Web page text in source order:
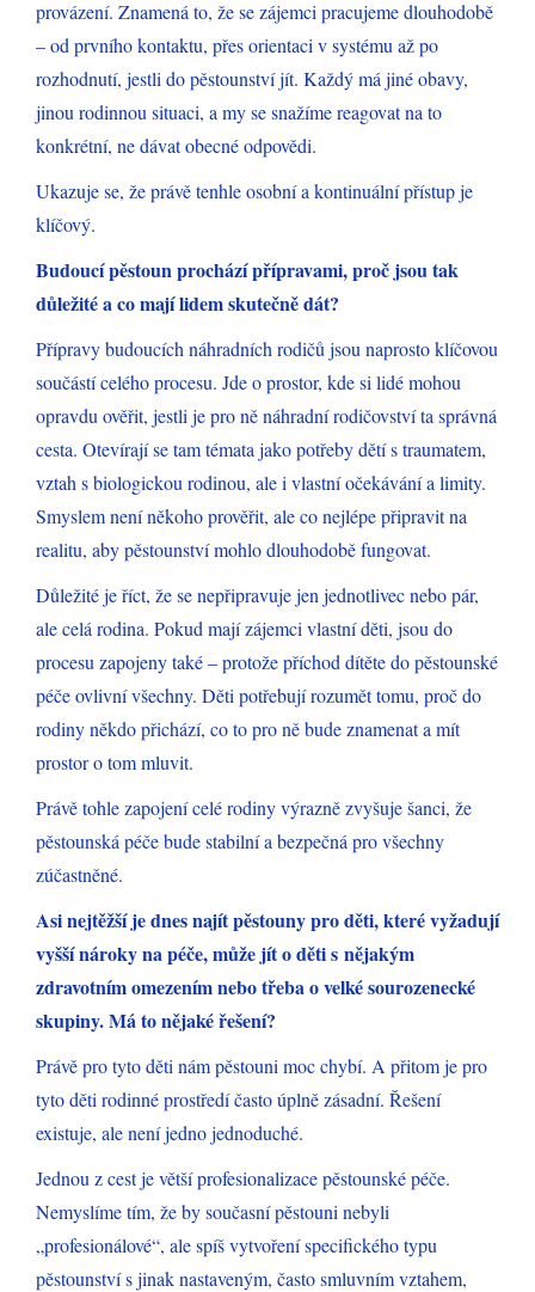
provázení. Znamená to, že se zájemci pracujeme dlouhodobě
– od prvního kontaktu, přes orientaci v systému až po
rozhodnutí, jestli do pěstounství jít. Každý má jiné obavy,
jinou rodinnou situaci, a my se snažíme reagovat na to
konkrétní, ne dávat obecné odpovědi.
Ukazuje se, že právě tenhle osobní a kontinuální přístup je
klíčový.
Budoucí pěstoun prochází přípravami, proč jsou tak
důležité a co mají lidem skutečně dát?
Přípravy budoucích náhradních rodičů jsou naprosto klíčovou
součástí celého procesu. Jde o prostor, kde si lidé mohou
opravdu ověřit, jestli je pro ně náhradní rodičovství ta správná
cesta. Otevírají se tam témata jako potřeby dětí s traumatem,
vztah s biologickou rodinou, ale i vlastní očekávání a limity.
Smyslem není někoho prověřit, ale co nejlépe připravit na
realitu, aby pěstounství mohlo dlouhodobě fungovat.
Důležité je říct, že se nepřipravuje jen jednotlivec nebo pár,
ale celá rodina. Pokud mají zájemci vlastní děti, jsou do
procesu zapojeny také – protože příchod dítěte do pěstounské
péče ovlivní všechny. Děti potřebují rozumět tomu, proč do
rodiny někdo přichází, co to pro ně bude znamenat a mít
prostor o tom mluvit.
Právě tohle zapojení celé rodiny výrazně zvyšuje šanci, že
pěstounská péče bude stabilní a bezpečná pro všechny
zúčastněné.
Asi nejtěžší je dnes najít pěstouny pro děti, které vyžadují
vyšší nároky na péče, může jít o děti s nějakým
zdravotním omezením nebo třeba o velké sourozenecké
skupiny. Má to nějaké řešení?
Právě pro tyto děti nám pěstouni moc chybí. A přitom je pro
tyto děti rodinné prostředí často úplně zásadní. Řešení
existuje, ale není jedno jednoduché.
Jednou z cest je větší profesionalizace pěstounské péče.
Nemyslíme tím, že by současní pěstouni nebyli
„profesionálové“, ale spíš vytvoření specifického typu
pěstounství s jinak nastaveným, často smluvním vztahem,